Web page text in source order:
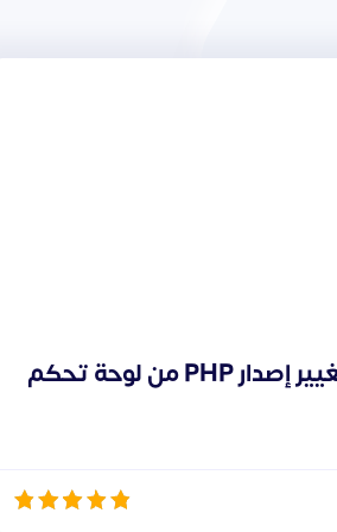
كيفية تغيير إصدار PHP من لوحة تحكم